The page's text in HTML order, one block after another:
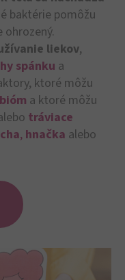
baktérie pomôžu
ohrozený.
liekov,
spánku a
ktoré môžu
a ktoré môžu
tráviace
, hnačka alebo